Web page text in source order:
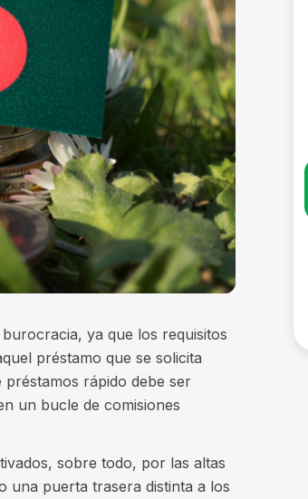
ya que los requisitos
préstamo que se solicita
préstamos rápido debe ser
un bucle de comisiones
sobre todo, por las altas
una puerta trasera distinta a los